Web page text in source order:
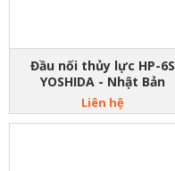
Đầu nối thủy lực HP-6S
YOSHIDA - Nhật Bản
Liên hệ